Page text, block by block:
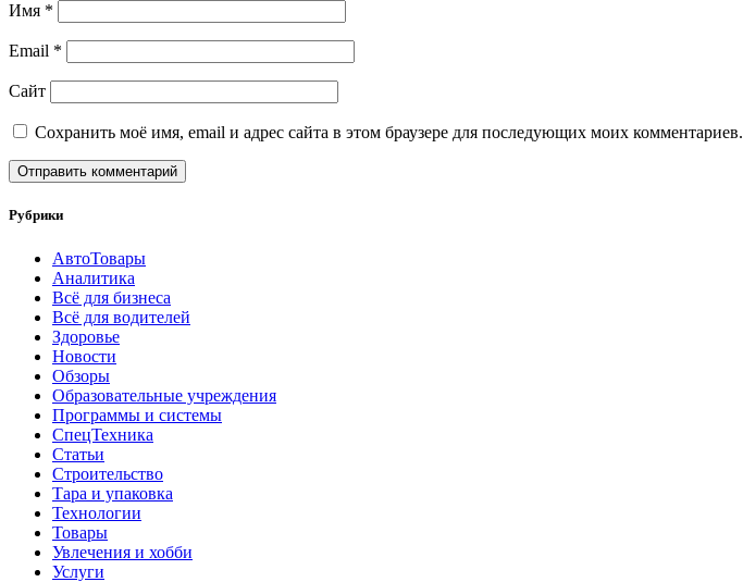
Имя *
Email *
Сайт
Сохранить моё имя, email и адрес сайта в этом браузере для последующих моих комментариев.
Рубрики
АвтоТовары
Аналитика
Всё для бизнеса
Всё для водителей
Здоровье
Новости
Обзоры
Образовательные учреждения
Программы и системы
СпецТехника
Статьи
Строительство
Тара и упаковка
Технологии
Товары
Увлечения и хобби
Услуги